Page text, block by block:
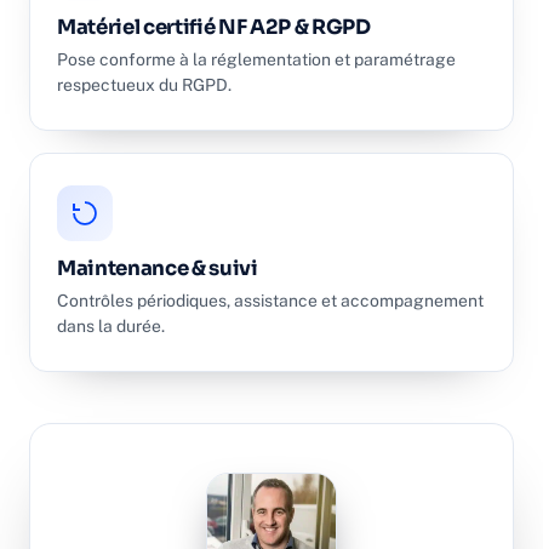
Matériel certifié NF A2P & RGPD
Pose conforme à la réglementation et paramétrage
respectueux du RGPD.
Maintenance & suivi
Contrôles périodiques, assistance et accompagnement
dans la durée.